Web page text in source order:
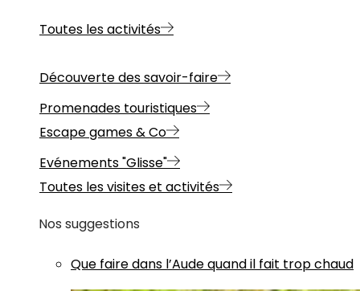
Toutes les activités
Découverte des savoir-faire
Promenades touristiques
Escape games & Co
Evénements "Glisse"
Toutes les visites et activités
Nos suggestions
Que faire dans l’Aude quand il fait trop chaud